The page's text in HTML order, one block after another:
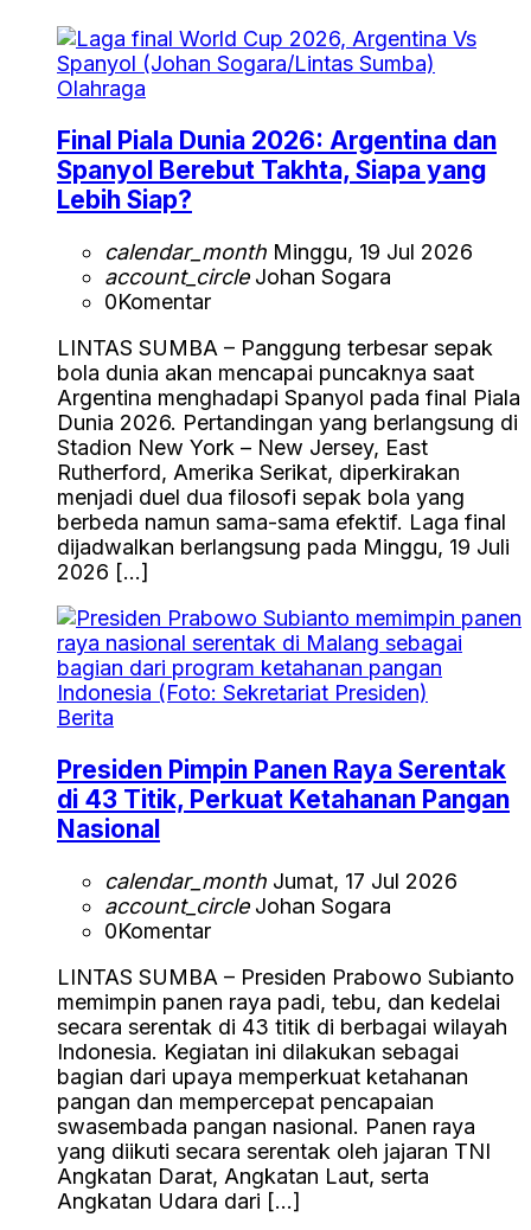
Olahraga
Final Piala Dunia 2026: Argentina dan
Spanyol Berebut Takhta, Siapa yang
Lebih Siap?
calendar_month Minggu, 19 Jul 2026
account_circleJohan Sogara
0Komentar
LINTAS SUMBA – Panggung terbesar sepak
bola dunia akan mencapai puncaknya saat
Argentina menghadapi Spanyol pada final Piala
Dunia 2026. Pertandingan yang berlangsung di
Stadion New York – New Jersey, East
Rutherford, Amerika Serikat, diperkirakan
menjadi duel dua filosofi sepak bola yang
berbeda namun sama-sama efektif. Laga final
dijadwalkan berlangsung pada Minggu, 19 Juli
2026 […]
Berita
Presiden Pimpin Panen Raya Serentak
di 43 Titik, Perkuat Ketahanan Pangan
Nasional
calendar_month Jumat, 17 Jul 2026
account_circleJohan Sogara
0Komentar
LINTAS SUMBA – Presiden Prabowo Subianto
memimpin panen raya padi, tebu, dan kedelai
secara serentak di 43 titik di berbagai wilayah
Indonesia. Kegiatan ini dilakukan sebagai
bagian dari upaya memperkuat ketahanan
pangan dan mempercepat pencapaian
swasembada pangan nasional. Panen raya
yang diikuti secara serentak oleh jajaran TNI
Angkatan Darat, Angkatan Laut, serta
Angkatan Udara dari […]